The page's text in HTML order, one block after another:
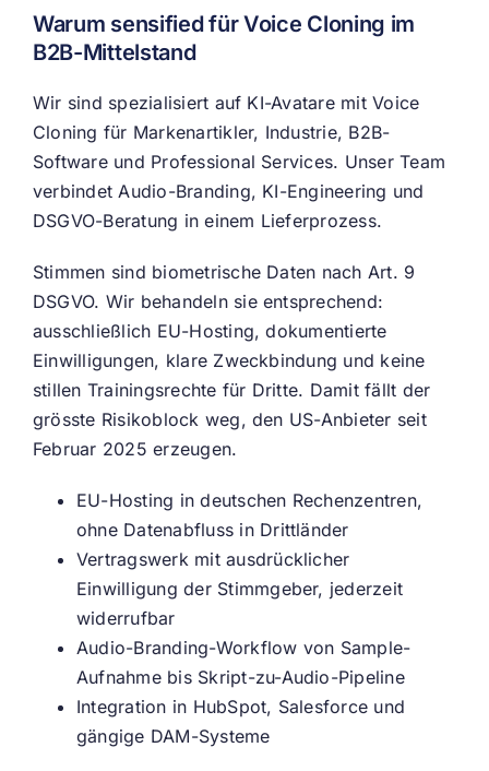
Warum sensified für Voice Cloning im
B2B-Mittelstand
Wir sind spezialisiert auf KI-Avatare mit Voice
Cloning für Markenartikler, Industrie, B2B-
Software und Professional Services. Unser Team
verbindet Audio-Branding, KI-Engineering und
DSGVO-Beratung in einem Lieferprozess.
Stimmen sind biometrische Daten nach Art. 9
DSGVO. Wir behandeln sie entsprechend:
ausschließlich EU-Hosting, dokumentierte
Einwilligungen, klare Zweckbindung und keine
stillen Trainingsrechte für Dritte. Damit fällt der
grösste Risikoblock weg, den US-Anbieter seit
Februar 2025 erzeugen.
EU-Hosting in deutschen Rechenzentren,
ohne Datenabfluss in Drittländer
Vertragswerk mit ausdrücklicher
Einwilligung der Stimmgeber, jederzeit
widerrufbar
Audio-Branding-Workflow von Sample-
Aufnahme bis Skript-zu-Audio-Pipeline
Integration in HubSpot, Salesforce und
gängige DAM-Systeme